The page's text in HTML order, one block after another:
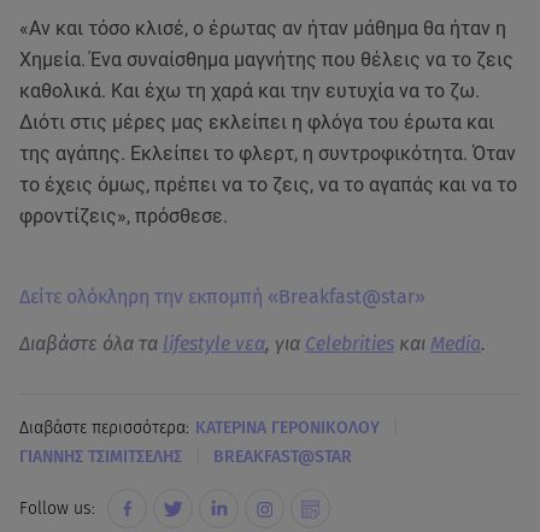
«Αν και τόσο κλισέ, ο έρωτας αν ήταν μάθημα θα ήταν η
Χημεία. Ένα συναίσθημα μαγνήτης που θέλεις να το ζεις
καθολικά. Και έχω τη χαρά και την ευτυχία να το ζω.
Διότι στις μέρες μας εκλείπει η φλόγα του έρωτα και
της αγάπης. Εκλείπει το φλερτ, η συντροφικότητα. Όταν
το έχεις όμως, πρέπει να το ζεις, να το αγαπάς και να το
φροντίζεις», πρόσθεσε.
Δείτε ολόκληρη την εκπομπή «Breakfast@star»
Διαβάστε όλα τα lifestyle νεα, για Celebrities και Media.
Διαβάστε περισσότερα: ΚΑΤΕΡΙΝΑ ΓΕΡΟΝΙΚΟΛΟΥ
ΓΙΑΝΝΗΣ ΤΣΙΜΙΤΣΕΛΗΣ BREAKFAST@STAR
Follow us: